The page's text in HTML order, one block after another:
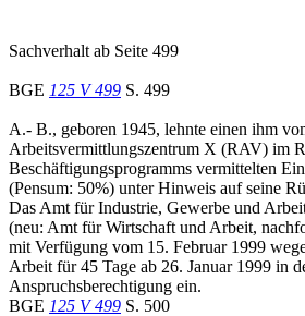
Sachverhalt ab Seite 499
BGE 125 V 499 S. 499
A.- B., geboren 1945, lehnte einen ihm
Arbeitsvermittlungszentrum X (RAV) im
Beschäftigungsprogramms vermittelten
(Pensum: 50%) unter Hinweis auf seine
Das Amt für Industrie, Gewerbe und
(neu: Amt für Wirtschaft und Arbeit,
mit Verfügung vom 15. Februar 1999
Arbeit für 45 Tage ab 26. Januar 1999 in
Anspruchsberechtigung ein.
BGE 125 V 499 S. 500